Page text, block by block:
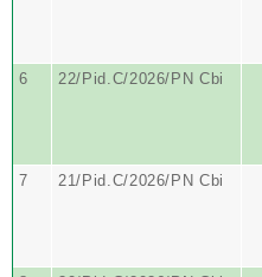
6
22/Pid.C/2026/PN Cbi
7
21/Pid.C/2026/PN Cbi